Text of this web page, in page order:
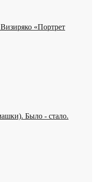
«Портрет
Было - стало.